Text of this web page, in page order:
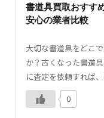
書道具買取おすす
安心の業者比較
大切な書道具をどこ
か？古くなった書道
に査定を依頼すれば
す。本記事では、書
し、そ […]
0